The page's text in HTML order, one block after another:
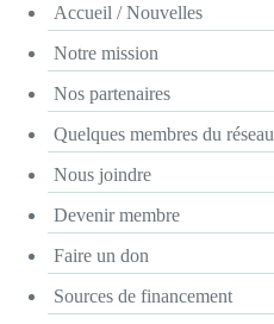
Accueil / Nouvelles
Notre mission
Nos partenaires
Quelques membres du réseau
Nous joindre
Devenir membre
Faire un don
Sources de financement